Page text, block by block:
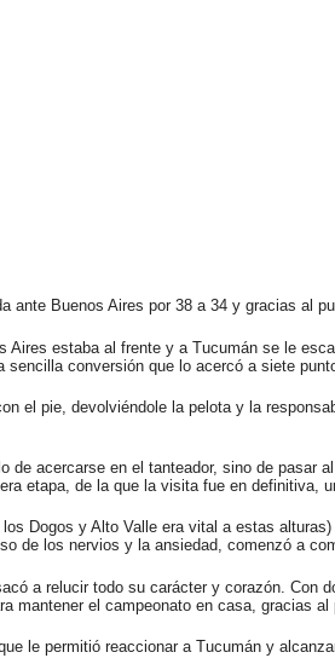
Buenos Aires por 38 a 34 y gracias al
estaba al frente y a Tucumán se le
conversión que lo acercó a siete
el pie, devolviéndole la pelota y la
acercarse en el tanteador, sino de pasar
etapa, de la que la visita fue en definitiva,
Dogos y Alto Valle era vital a estas
de los nervios y la ansiedad, comenzó a
a relucir todo su carácter y corazón. Con
mantener el campeonato en casa, gracias al
le permitió reaccionar a Tucumán y